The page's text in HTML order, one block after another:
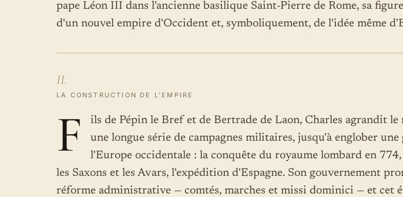
pape Léon III dans l'ancienne basilique Saint-Pierre de Rome, sa
d'un nouvel empire d'Occident et, symboliquement, de l'idée même
II.
LA CONSTRUCTION DE L'EMPIRE
F
ils de Pépin le Bref et de Bertrade de Laon, Charles agrandit
une longue série de campagnes militaires, jusqu'à englober
l'Europe occidentale : la conquête du royaume lombard en
les Saxons et les Avars, l'expédition d'Espagne. Son gouvernement
réforme administrative — comtés, marches et missi dominici — et cet